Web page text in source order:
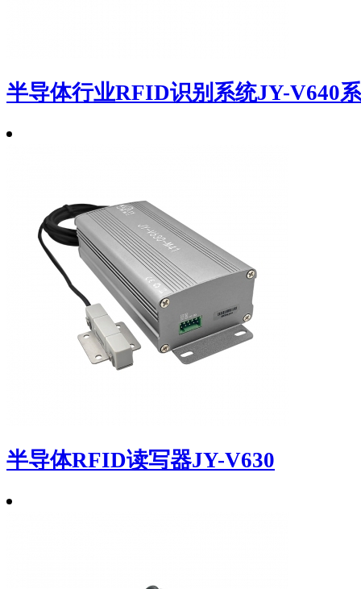
半导体行业RFID识别系统JY-V640
半导体RFID读写器JY-V630